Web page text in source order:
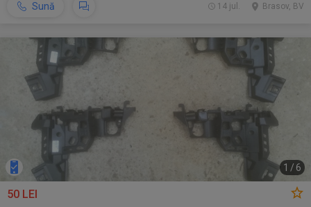
Sună Brasov, BV
14 jul.
1 / 6
50 LEI